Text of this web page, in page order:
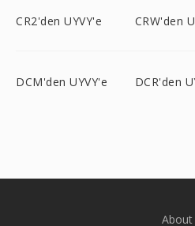
CR2'den UYVY'e CRW'den
DCM'den UYVY'e DCR'den
About